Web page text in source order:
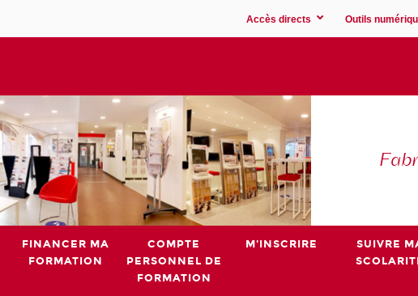
Accès directs Outils
FINANCER MA
FORMATION
COMPTE
PERSONNEL DE
FORMATION
M'INSCRIRE
SUIVRE